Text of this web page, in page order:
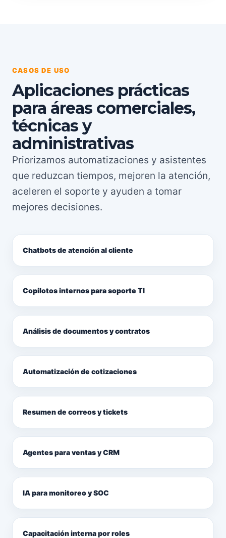
CASOS DE USO
Aplicaciones prácticas
para áreas comerciales,
técnicas y
administrativas
Priorizamos automatizaciones y asistentes
que reduzcan tiempos, mejoren la atención,
aceleren el soporte y ayuden a tomar
mejores decisiones.
Chatbots de atención al cliente
Copilotos internos para soporte TI
Análisis de documentos y contratos
Automatización de cotizaciones
Resumen de correos y tickets
Agentes para ventas y CRM
IA para monitoreo y SOC
Capacitación interna por roles